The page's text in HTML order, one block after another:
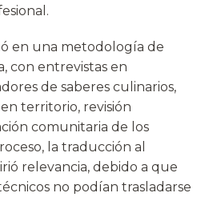
en una metodología de
con entrevistas en
de saberes culinarios,
territorio, revisión
comunitaria de los
la traducción al
relevancia, debido a que
no podían trasladarse